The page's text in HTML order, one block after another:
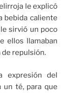
le explicó
bebida caliente
sirvió un poco
ellos llamaban
de repulsión.
expresión del
un té, para que